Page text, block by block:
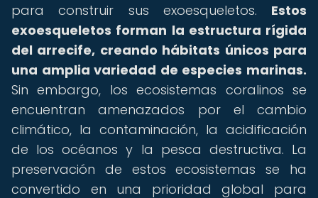
para construir sus exoesqueletos. Estos
exoesqueletos forman la estructura rígida
del arrecife, creando hábitats únicos para
una amplia variedad de especies marinas.
Sin embargo, los ecosistemas coralinos se
encuentran amenazados por el cambio
climático, la contaminación, la acidificación
de los océanos y la pesca destructiva. La
preservación de estos ecosistemas se ha
convertido en una prioridad global para